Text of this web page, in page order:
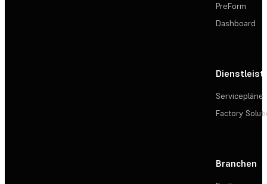
PreForm
Dashboard
Servicepläne
Factory
Branchen